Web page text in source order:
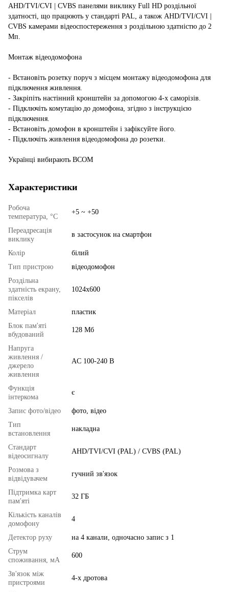
AHD/TVI/CVI | CVBS панелями виклику Full HD роздільної
здатності, що працюють у стандарті PAL, а також AHD/TVI/CVI |
CVBS камерами відеоспостереження з роздільною здатністю до 2
Мп.
Монтаж відеодомофона
- Встановіть розетку поруч з місцем монтажу відеодомофона для
підключення живлення.
- Закріпіть настінний кронштейн за допомогою 4-х саморізів.
- Підключіть комутацію до домофона, згідно з інструкцією
підключення.
- Встановіть домофон в кронштейн і зафіксуйте його.
- Підключіть живлення відеодомофона до розетки.
Українці вибирають BCOM
Характеристики
Робоча
температура, °C
+5 ~ +50
Переадресація
виклику
в застосунок на смартфон
Колір
білий
Тип пристрою
відеодомофон
Роздільна
здатність екрану,
пікселів
1024x600
Матеріал
пластик
Блок пам'яті
вбудований
128 Мб
Напруга
живлення /
джерело
живлення
AC 100-240 В
Функція
інтеркома
є
Запис фото/відео
фото, відео
Тип
встановлення
накладна
Стандарт
відеосигналу
AHD/TVI/CVI (PAL) / CVBS (PAL)
Розмова з
відвідувачем
гучний зв'язок
Підтримка карт
пам'яті
32 ГБ
Кількість каналів
домофону
4
Детектор руху
на 4 канали, одночасно запис з 1
Струм
споживання, мА
600
Зв'язок між
пристроями
4-х дротова